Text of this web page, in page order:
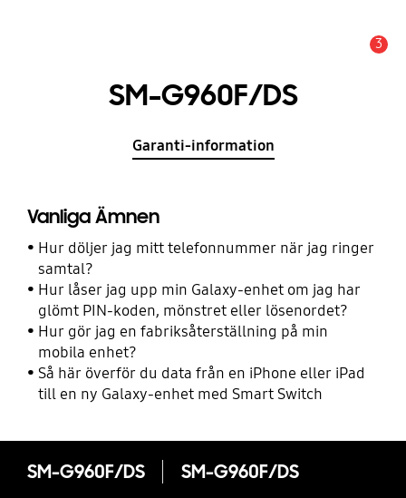
3
SM-G960F/DS
Garanti-information
Vanliga Ämnen
Hur döljer jag mitt telefonnummer när jag ringer
samtal?
Hur låser jag upp min Galaxy-enhet om jag har
glömt PIN-koden, mönstret eller lösenordet?
Hur gör jag en fabriksåterställning på min
mobila enhet?
Så här överför du data från en iPhone eller iPad
till en ny Galaxy-enhet med Smart Switch
SM-G960F/DS SM-G960F/DS